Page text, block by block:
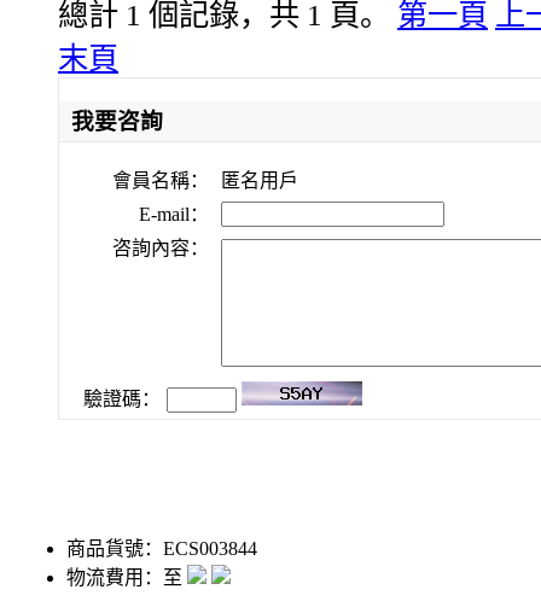
總計 1 個記錄，共 1 頁。 第一頁
末頁
我要咨詢
會員名稱：
匿名用戶
E-mail：
咨詢內容：
驗證碼：
商品貨號：ECS003844
物流費用：至